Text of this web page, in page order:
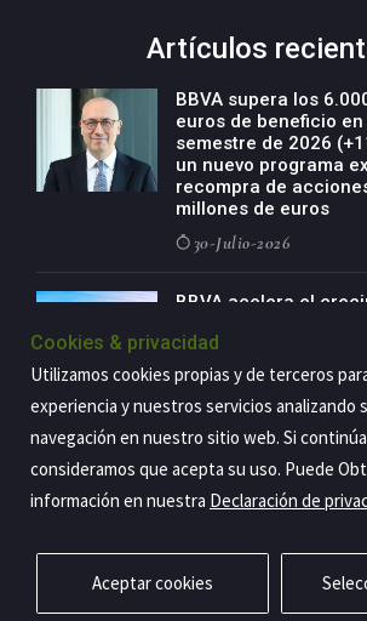
Artículos
BBVA supera los
euros de beneficio
semestre de 2026
un nuevo programa
recompra de
millones de euros
30-Julio-2026
BBVA acelera el
de especialización
países
29-Julio-2026
Copyright@2026 Estrategia
Privacidad Aviso legal Política de
Cookies & privacidad
Utilizamos cookies propias y de terceros
experiencia y nuestros servicios analizando
navegación en nuestro sitio web. Si
consideramos que acepta su uso. Puede
información en nuestra Declaración de
Aceptar cookies